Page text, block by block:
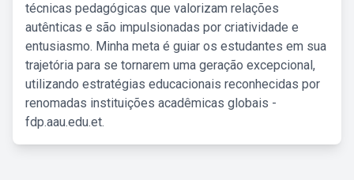
técnicas pedagógicas que valorizam relações
autênticas e são impulsionadas por criatividade e
entusiasmo. Minha meta é guiar os estudantes em sua
trajetória para se tornarem uma geração excepcional,
utilizando estratégias educacionais reconhecidas por
renomadas instituições acadêmicas globais -
fdp.aau.edu.et.